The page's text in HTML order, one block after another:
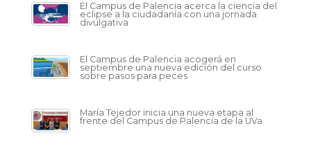
El Campus de Palencia acerca la ciencia del
eclipse a la ciudadanía con una jornada
divulgativa
El Campus de Palencia acogerá en
septiembre una nueva edición del curso
sobre pasos para peces
María Tejedor inicia una nueva etapa al
frente del Campus de Palencia de la UVa